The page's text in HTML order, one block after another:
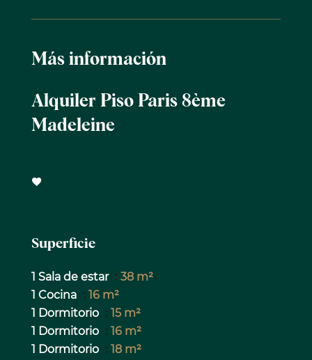
Más información
Alquiler Piso Paris 8ème
Madeleine
Superficie
1 Sala de estar
38 m²
1 Cocina
16 m²
1 Dormitorio
15 m²
1 Dormitorio
16 m²
1 Dormitorio
18 m²